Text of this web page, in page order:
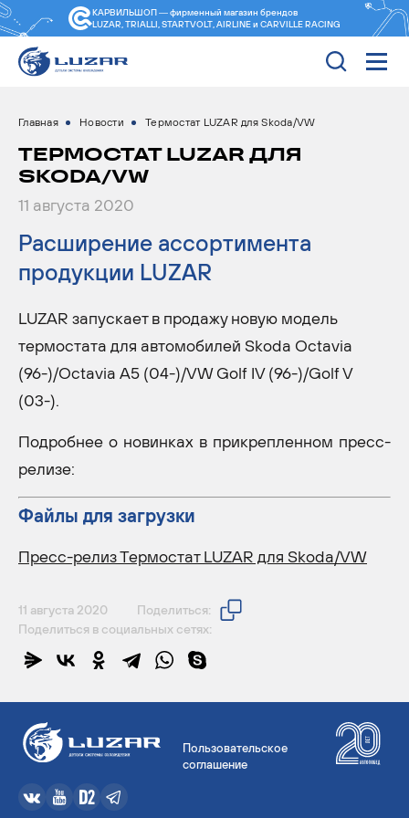
КАРВИЛЬШОП — фирменный магазин брендов
LUZAR, TRIALLI, STARTVOLT, AIRLINE и CARVILLE RACING
Главная Новости Термостат LUZAR для Skoda/VW
ТЕРМОСТАТ LUZAR ДЛЯ
SKODA/VW
11 августа 2020
Расширение ассортимента
продукции LUZAR
LUZAR запускает в продажу новую модель
термостата для автомобилей Skoda Octavia
(96-)/Octavia A5 (04-)/VW Golf IV (96-)/Golf V
(03-).
Подробнее о новинках в прикрепленном пресс-
релизе:
Файлы для загрузки
Пресс-релиз Термостат LUZAR для Skoda/VW
11 августа 2020
Поделиться:
Поделиться в социальных сетях:
Пользовательское
соглашение